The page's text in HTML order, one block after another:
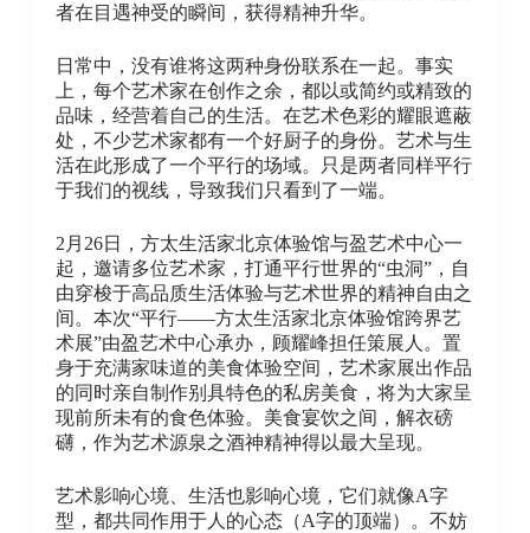
者在目遇神受的瞬间，获得精神升华。
日常中，没有谁将这两种身份联系在一起。事实
上，每个艺术家在创作之余，都以或简约或精致的
品味，经营着自己的生活。在艺术色彩的耀眼遮蔽
处，不少艺术家都有一个好厨子的身份。艺术与生
活在此形成了一个平行的场域。只是两者同样平行
于我们的视线，导致我们只看到了一端。
2月26日，方太生活家北京体验馆与盈艺术中心一
起，邀请多位艺术家，打通平行世界的“虫洞”，自
由穿梭于高品质生活体验与艺术世界的精神自由之
间。本次“平行——方太生活家北京体验馆跨界艺
术展”由盈艺术中心承办，顾耀峰担任策展人。置
身于充满家味道的美食体验空间，艺术家展出作品
的同时亲自制作别具特色的私房美食，将为大家呈
现前所未有的食色体验。美食宴饮之间，解衣磅
礴，作为艺术源泉之酒神精神得以最大呈现。
艺术影响心境、生活也影响心境，它们就像A字
型，都共同作用于人的心态（A字的顶端）。不妨